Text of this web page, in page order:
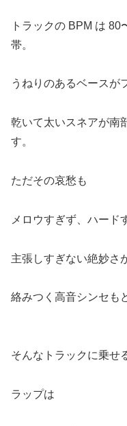
トラックの BPM は 80
帯。
うねりのあるベースが
乾いて太いスネアが南
す。
ただその哀愁も
メロウすぎず、ハード
主張しすぎない絶妙さ
絡みつく高音シンセも
そんなトラックに乗せ
ラップは